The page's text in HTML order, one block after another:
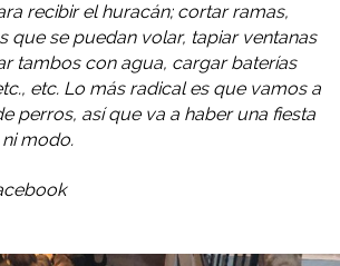
recibir el huracán; cortar ramas,
que se puedan volar, tapiar ventanas
tambos con agua, cargar baterías
etc. Lo más radical es que vamos a
perros, así que va a haber una fiesta
modo.